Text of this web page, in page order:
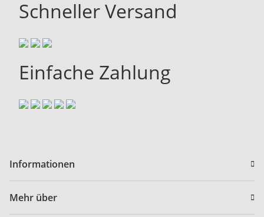
Schneller Versand
Einfache Zahlung
Informationen
Mehr über